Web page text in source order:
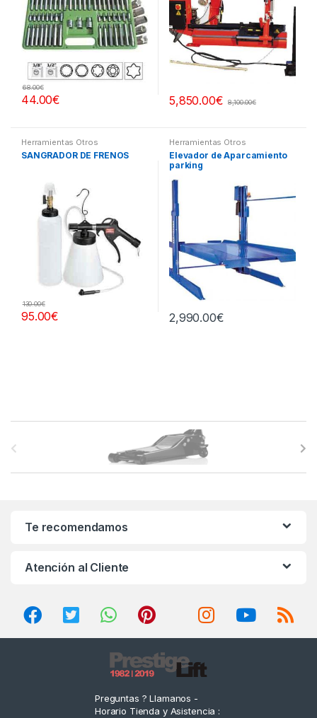
44.00€
68.00€
5,850.00€ 8,100.00€
Herramientas Otros
SANGRADOR DE FRENOS
95.00€
130.00€
Herramientas Otros
Elevador de Aparcamiento
parking
2,990.00€
Te recomendamos
Atención al Cliente
Preguntas ? Llamanos -
Horario Tienda y Asistencia :